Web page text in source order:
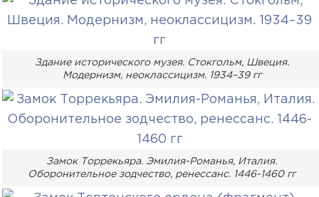
Здание исторического музея. Стокгольм, Швеция.
Модернизм, неоклассицизм. 1934–39 гг
Замок Торрекьяра. Эмилия-Романья, Италия.
Оборонительное зодчество, ренессанс. 1446-1460 гг